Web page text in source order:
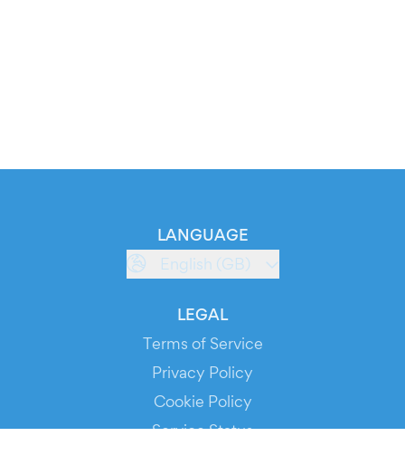
LANGUAGE
English (GB)
LEGAL
Terms of Service
Privacy Policy
Cookie Policy
Service Status